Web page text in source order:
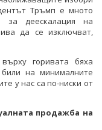
Тръмп е мното
за деескалация на
да се изключват,
горивата бяха
на минималните
у нас са по-ниски от
продажба на